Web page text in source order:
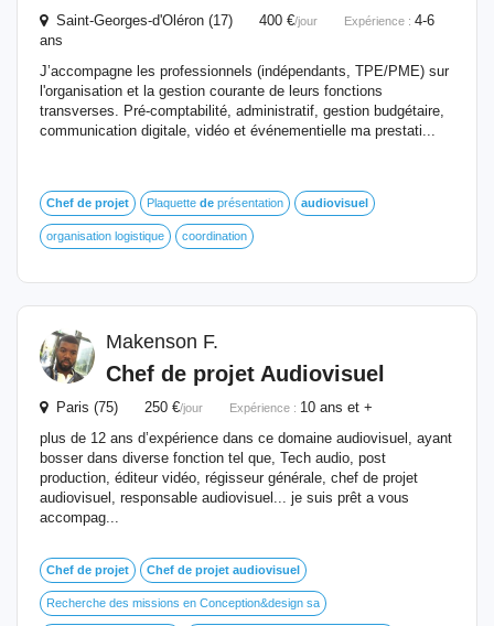
Saint-Georges-d'Oléron (17) 400 €/jour Expérience : 4-6
ans
J’accompagne les professionnels (indépendants, TPE/PME) sur
l'organisation et la gestion courante de leurs fonctions
transverses. Pré-comptabilité, administratif, gestion budgétaire,
communication digitale, vidéo et événementielle ma prestati...
Chef de projet Plaquette de présentation audiovisuel
organisation logistique coordination
Makenson F.
Chef de projet Audiovisuel
Paris (75) 250 €/jour Expérience : 10 ans et +
plus de 12 ans d’expérience dans ce domaine audiovisuel, ayant
bosser dans diverse fonction tel que, Tech audio, post
production, éditeur vidéo, régisseur générale, chef de projet
audiovisuel, responsable audiovisuel... je suis prêt a vous
accompag...
Chef de projet Chef de projet audiovisuel
Recherche des missions en Conception&design sa